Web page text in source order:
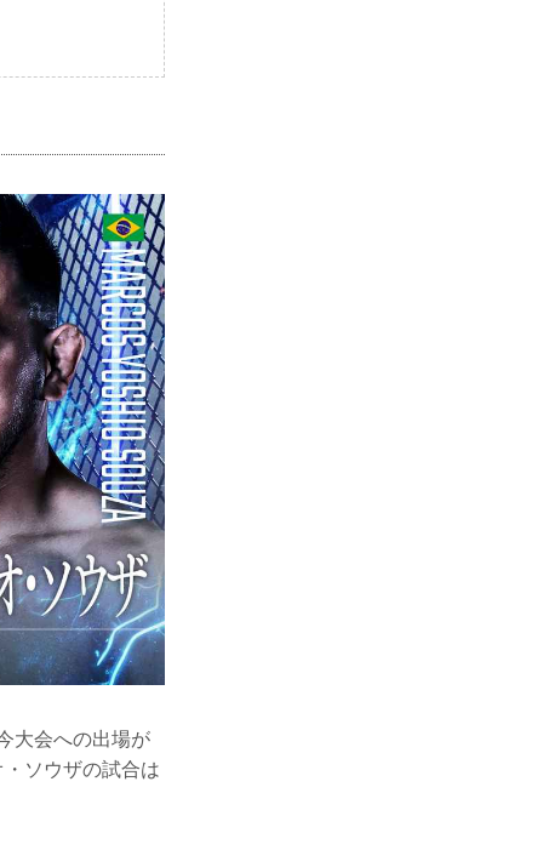
大会への出場が
ソウザの試合は